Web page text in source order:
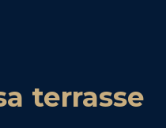
terrasse